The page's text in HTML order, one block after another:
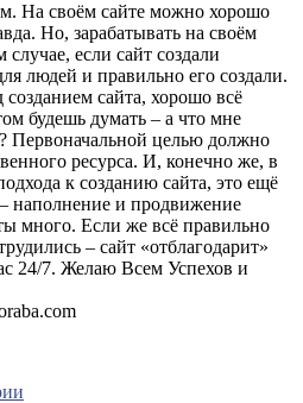
На своём сайте можно хорошо
Но, зарабатывать на своём
если сайт создали
людей и правильно его создали.
сайта, хорошо всё
будешь думать – а что мне
Первоначальной целью должно
ресурса. И, конечно же, в
к созданию сайта, это ещё
– наполнение и продвижение
много. Если же всё правильно
– сайт «отблагодарит»
24/7. Желаю Всем Успехов и